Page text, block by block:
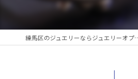
練馬区のジュエリ